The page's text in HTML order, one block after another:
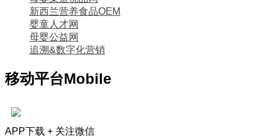
新西兰营养食品OEM
婴童人才网
母婴公益网
追溯&数字化营销
移动平台Mobile
APP下载 + 关注微信